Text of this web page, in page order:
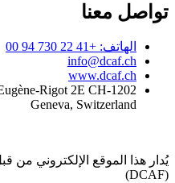
تواصل معنا
الهاتف: +41 22 730 94 00
info@dcaf.ch
www.dcaf.ch
Rigot 2E CH-1202
Geneva, Switzerland
يُدار هذا الموقع الإلكتروني
(DCAF)